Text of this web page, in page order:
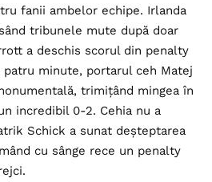
fanii ambelor echipe. Irlanda
tribunele mute după doar
a deschis scorul din penalty
patru minute, portarul ceh Matej
trimițând mingea în
incredibil 0-2. Cehia nu a
Schick a sunat deșteptarea
cu sânge rece un penalty